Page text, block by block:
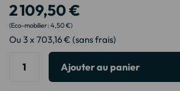
d’images
2 109,50 €
4,50 €
Ou 3 x 703,16 € (sans frais)
Ajouter au panier